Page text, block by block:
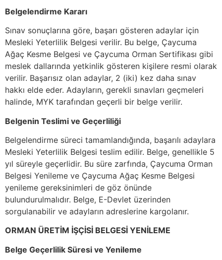
Belgelendirme Kararı
Sınav sonuçlarına göre, başarı gösteren adaylar için
Mesleki Yeterlilik Belgesi verilir. Bu belge, Çaycuma
Ağaç Kesme Belgesi ve Çaycuma Orman Sertifikası gibi
meslek dallarında yetkinlik gösteren kişilere resmi olarak
verilir. Başarısız olan adaylar, 2 (iki) kez daha sınav
hakkı elde eder. Adayların, gerekli sınavları geçmeleri
halinde, MYK tarafından geçerli bir belge verilir.
Belgenin Teslimi ve Geçerliliği
Belgelendirme süreci tamamlandığında, başarılı adaylara
Mesleki Yeterlilik Belgesi teslim edilir. Belge, genellikle 5
yıl süreyle geçerlidir. Bu süre zarfında, Çaycuma Orman
Belgesi Yenileme ve Çaycuma Ağaç Kesme Belgesi
yenileme gereksinimleri de göz önünde
bulundurulmalıdır. Belge, E-Devlet üzerinden
sorgulanabilir ve adayların adreslerine kargolanır.
ORMAN ÜRETİM İŞÇİSİ BELGESİ YENİLEME
Belge Geçerlilik Süresi ve Yenileme